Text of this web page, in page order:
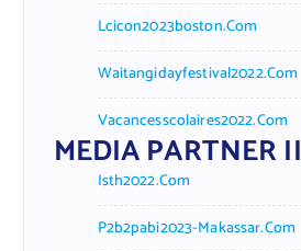
Lcicon2023boston.com
Waitangidayfestival2022.com
Vacancesscolaires2022.com
MEDIA PARTNER II
Isth2022.com
P2b2pabi2023-Makassar.com